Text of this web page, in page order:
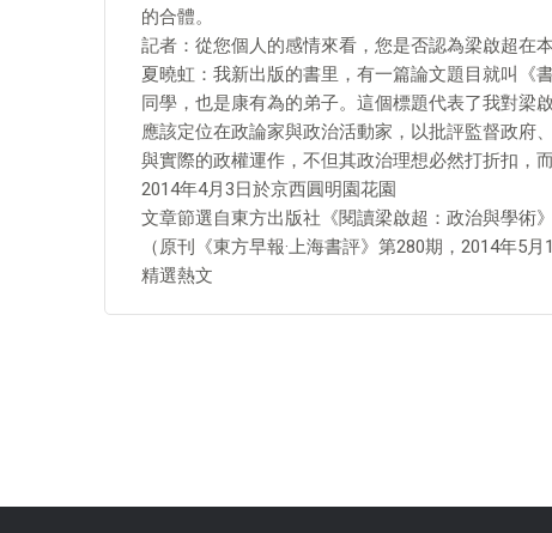
的合體。
記者：從您個人的感情來看，您是否認為梁啟超在
夏曉虹：我新出版的書里，有一篇論文題目就叫《
同學，也是康有為的弟子。這個標題代表了我對梁
應該定位在政論家與政治活動家，以批評監督政府
與實際的政權運作，不但其政治理想必然打折扣，
2014年4月3日於京西圓明園花園
文章節選自東方出版社《閱讀梁啟超：政治與學術
（原刊《東方早報·上海書評》第280期，2014年5月
精選熱文